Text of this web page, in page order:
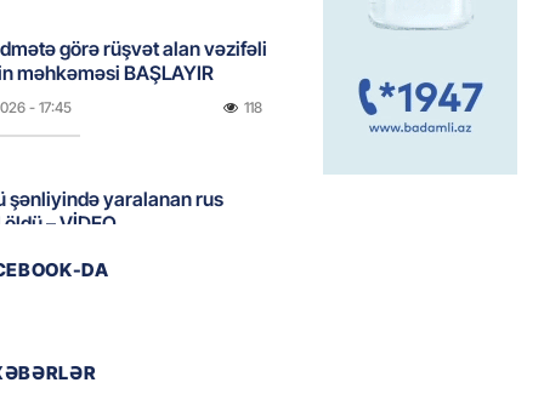
görə rüşvət alan vəzifəli
məhkəməsi BAŞLAYIR
- 17:45 118
şənliyində yaralanan rus
– VİDEO
546 min manatı 20
DA